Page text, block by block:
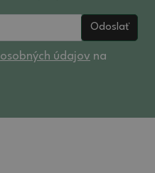
Odoslať
osobných údajov na